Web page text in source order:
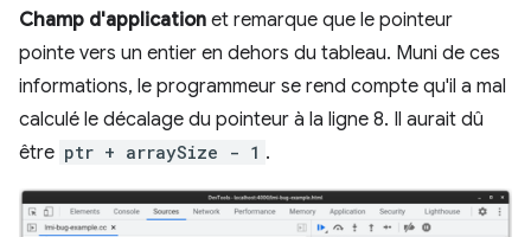
Champ d'application et remarque que le pointeur
pointe vers un entier en dehors du tableau. Muni de ces
informations, le programmeur se rend compte qu'il a mal
calculé le décalage du pointeur à la ligne 8. Il aurait dû
être ptr + arraySize - 1 .